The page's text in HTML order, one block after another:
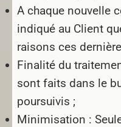
A chaque nouvelle
indiqué au Client
raisons ces
Finalité du
sont faits dans le
poursuivis ;
Minimisation :